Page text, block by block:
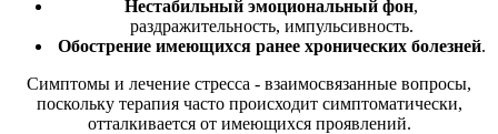
Нестабильный эмоциональный фон,
раздражительность, импульсивность.
Обострение имеющихся ранее хронических болезней.
Симптомы и лечение стресса - взаимосвязанные вопросы,
поскольку терапия часто происходит симптоматически,
отталкивается от имеющихся проявлений.